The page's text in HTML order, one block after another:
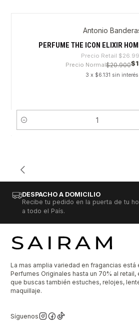
Antonio
PERFUME THE ICON ELIXIR
Precio Retail
Precio Normal$20.900
3 x $6.131 sin interés
Cantidad
DESPACHO A DOMICILIO
Recibe tu pedido en la puerta de tu
a todo el País.
La mas amplia variedad en fragancias está
Perfumes Originales hasta un 70% al
que buscas también estuches, relojes,
maquillaje.
Síguenos